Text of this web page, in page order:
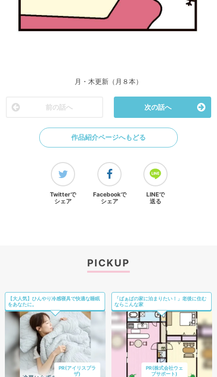
月・木更新（月８本）
前の話へ 次の話へ
作品紹介ページへもどる
Twitterで
シェア
Facebookで
シェア
LINEで
送る
PICKUP
【大人気】ひんやり冷感寝具で快適な睡眠
をあなたに。
PR(アイリスプラ
ザ)
「ばぁばの家に泊まりたい！」老後に住む
ならこんな家
PR(株式会社ウェ
ブサポート)